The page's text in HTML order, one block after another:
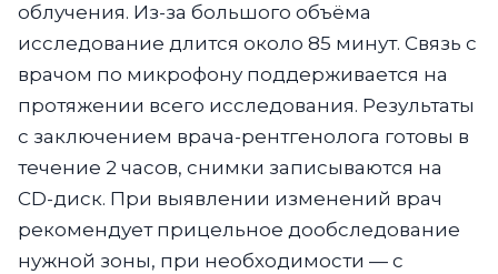
облучения. Из-за большого объёма
исследование длится около 85 минут. Связь с
врачом по микрофону поддерживается на
протяжении всего исследования. Результаты
с заключением врача-рентгенолога готовы в
течение 2 часов, снимки записываются на
CD-диск. При выявлении изменений врач
рекомендует прицельное дообследование
нужной зоны, при необходимости — с